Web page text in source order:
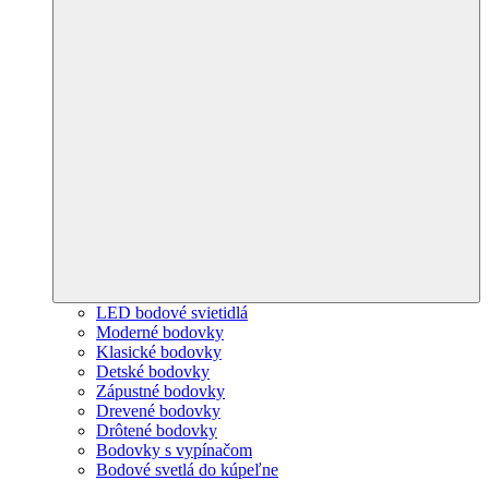
LED bodové svietidlá
Moderné bodovky
Klasické bodovky
Detské bodovky
Zápustné bodovky
Drevené bodovky
Drôtené bodovky
Bodovky s vypínačom
Bodové svetlá do kúpeľne